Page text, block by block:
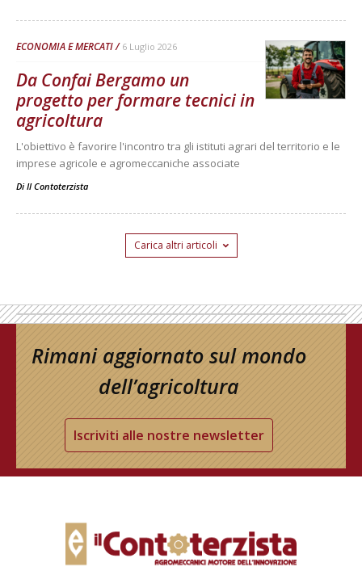
ECONOMIA E MERCATI 6 Luglio 2026
Da Confai Bergamo un
progetto per formare tecnici in
agricoltura
L'obiettivo è favorire l'incontro tra gli istituti agrari del territorio e le
imprese agricole e agromeccaniche associate
Di Il Contoterzista
Carica altri articoli
Rimani aggiornato sul mondo
dell’agricoltura
Iscriviti alle nostre newsletter